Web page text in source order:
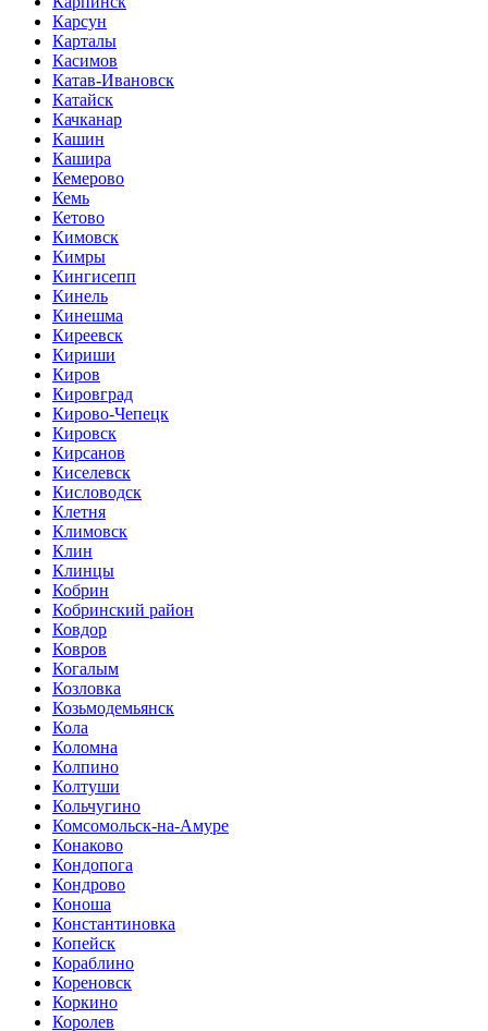
Карсун
Карталы
Касимов
Катав-Ивановск
Катайск
Качканар
Кашин
Кашира
Кемерово
Кемь
Кетово
Кимовск
Кимры
Кингисепп
Кинель
Кинешма
Киреевск
Кириши
Киров
Кировград
Кирово-Чепецк
Кировск
Кирсанов
Киселевск
Кисловодск
Клетня
Климовск
Клин
Клинцы
Кобрин
Кобринский район
Ковдор
Ковров
Когалым
Козловка
Козьмодемьянск
Кола
Коломна
Колпино
Колтуши
Кольчугино
Комсомольск-на-Амуре
Конаково
Кондопога
Кондрово
Коноша
Константиновка
Копейск
Кораблино
Кореновск
Коркино
Королев